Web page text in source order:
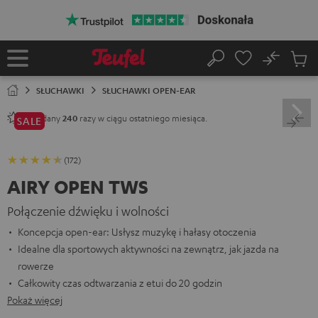
Strona
Szukaj
No
SŁUCHAWKI SŁUCHAWKI OPEN-EAR
Sprzedany 240 razy w ciągu ostatniego miesiąca.
SALE
(172)
AIRY OPEN TWS
Połączenie dźwięku i wolności
Koncepcja open-ear: Usłysz muzykę i hałasy otoczenia
Idealne dla sportowych aktywności na zewnątrz, jak jazda na
rowerze
Całkowity czas odtwarzania z etui do 20 godzin
Pokaż więcej